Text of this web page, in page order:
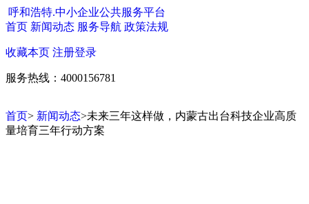
呼和浩特.中小企业公共服务平台
首页 新闻动态 服务导航 政策法规
收藏本页 注册登录
服务热线：4000156781
首页> 新闻动态>未来三年这样做，内蒙古出台科技企业高质
量培育三年行动方案